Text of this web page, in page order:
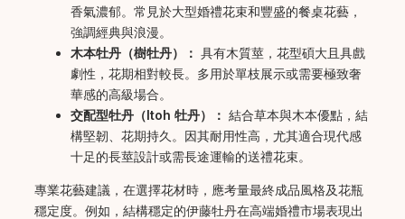
香氣濃郁。常見於大型婚禮花束和豐盛的餐桌花藝，
強調經典與浪漫。
木本牡丹（樹牡丹）： 具有木質莖，花型碩大且具戲
劇性，花期相對較長。多用於單枝展示或需要極致奢
華感的高級場合。
交配型牡丹（Itoh 牡丹）： 結合草本與木本優點，結
構堅韌、花期持久。因其耐用性高，尤其適合現代感
十足的長莖設計或需長途運輸的送禮花束。
專業花藝建議，在選擇花材時，應考量最終成品風格及花瓶
穩定度。例如，結構穩定的伊藤牡丹在高端婚禮市場表現出